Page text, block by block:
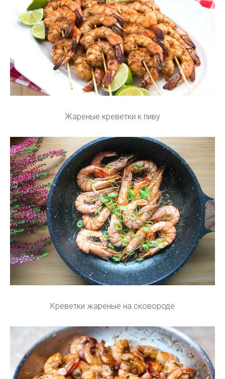
Жареные креветки к пиву
Креветки жареные на сковороде